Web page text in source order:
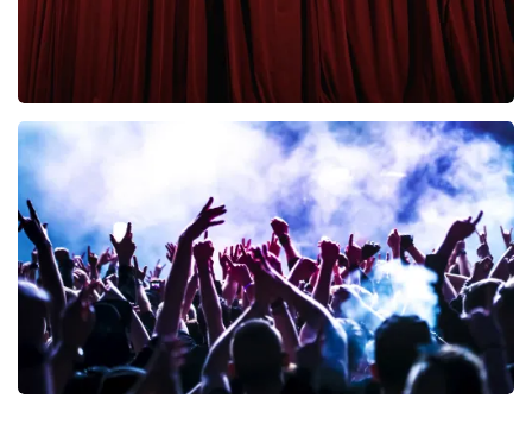
Cirque Du Soleil Ovo
BESTEL NU